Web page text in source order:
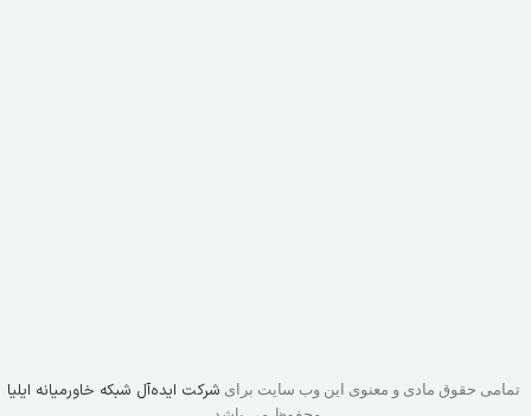
تمامی حقوق مادی و معنوی این وب سایت برای شرکت ایده‌آل شبکه خاورمیانه ایلیا